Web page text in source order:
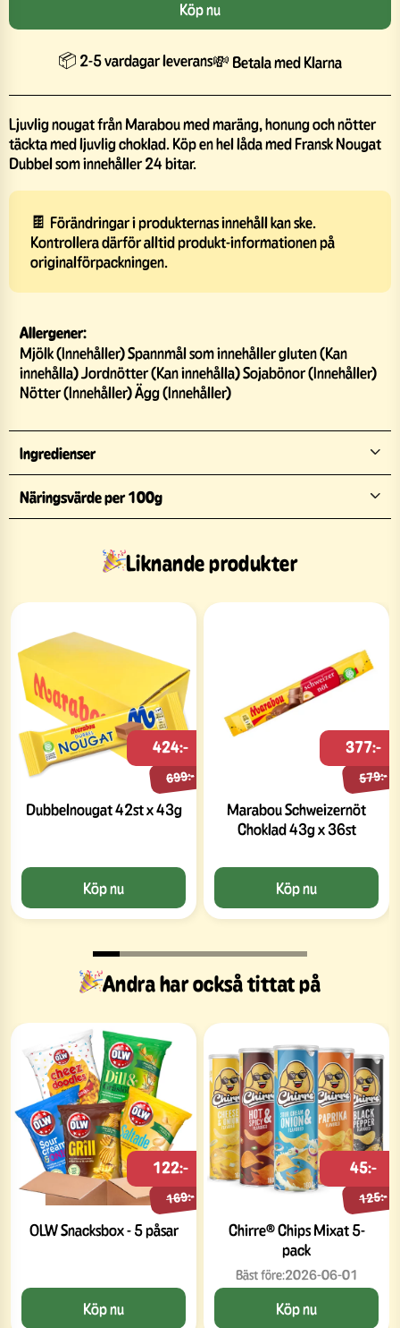
Köp nu
📦 2-5 vardagar leverans💸 Betala med Klarna
Ljuvlig nougat från Marabou med maräng, honung och nötter
täckta med ljuvlig choklad. Köp en hel låda med Fransk Nougat
Dubbel som innehåller 24 bitar.
🍫 Förändringar i produkternas innehåll kan ske.
Kontrollera därför alltid produkt-informationen på
originalförpackningen.
Allergener:
Mjölk (Innehåller) Spannmål som innehåller gluten (Kan
innehålla) Jordnötter (Kan innehålla) Sojabönor (Innehåller)
Nötter (Innehåller) Ägg (Innehåller)
Ingredienser
Näringsvärde per 100g
Liknande produkter
Dubbelnougat 42st x 43g
699:-
424:-
Köp nu
Marabou Schweizernöt
Choklad 43g x 36st
579:-
377:-
Köp nu
Andra har också tittat på
OLW Snacksbox - 5 påsar
169:-
122:-
Köp nu
Chirre® Chips Mixat 5-
pack
125:-
45:-
Bäst före:2026-06-01
Köp nu